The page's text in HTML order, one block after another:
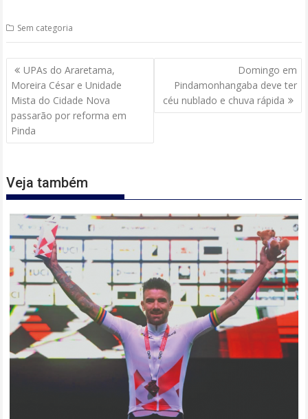
Sem categoria
Navegação
de
Post
UPAs do Araretama,
Moreira César e Unidade
Mista do Cidade Nova
passarão por reforma em
Pinda
Domingo em
Pindamonhangaba deve ter
céu nublado e chuva rápida
Veja também